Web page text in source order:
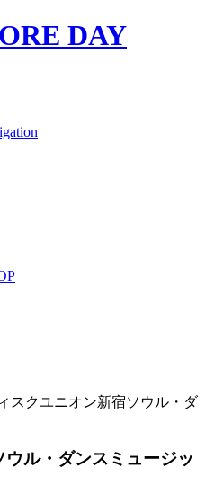
スクユニオン新宿ソウル・ダ
ル・ダンスミュージッ